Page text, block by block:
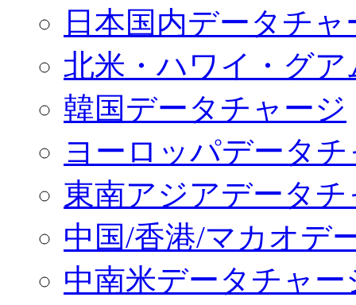
日本国内データチャ
北米・ハワイ・グ
韓国データチャージ
ヨーロッパデータ
東南アジアデータチ
中国/香港/マカオデ
中南米データチャー